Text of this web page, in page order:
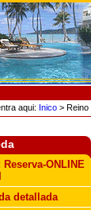
aqui: Inico> Reino
Reserva-ONLINE
detallada